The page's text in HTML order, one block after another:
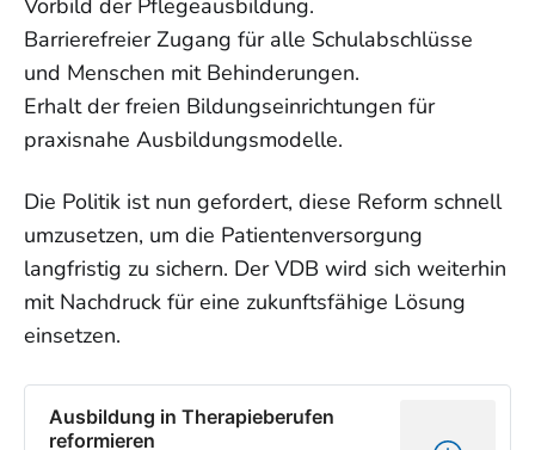
Barrierefreier Zugang für alle Schulabschlüsse
und Menschen mit Behinderungen.
Erhalt der freien Bildungseinrichtungen für
praxisnahe Ausbildungsmodelle.
Die Politik ist nun gefordert, diese Reform schnell
umzusetzen, um die Patientenversorgung
langfristig zu sichern. Der VDB wird sich weiterhin
mit Nachdruck für eine zukunftsfähige Lösung
einsetzen.
Ausbildung in Therapieberufen
reformieren